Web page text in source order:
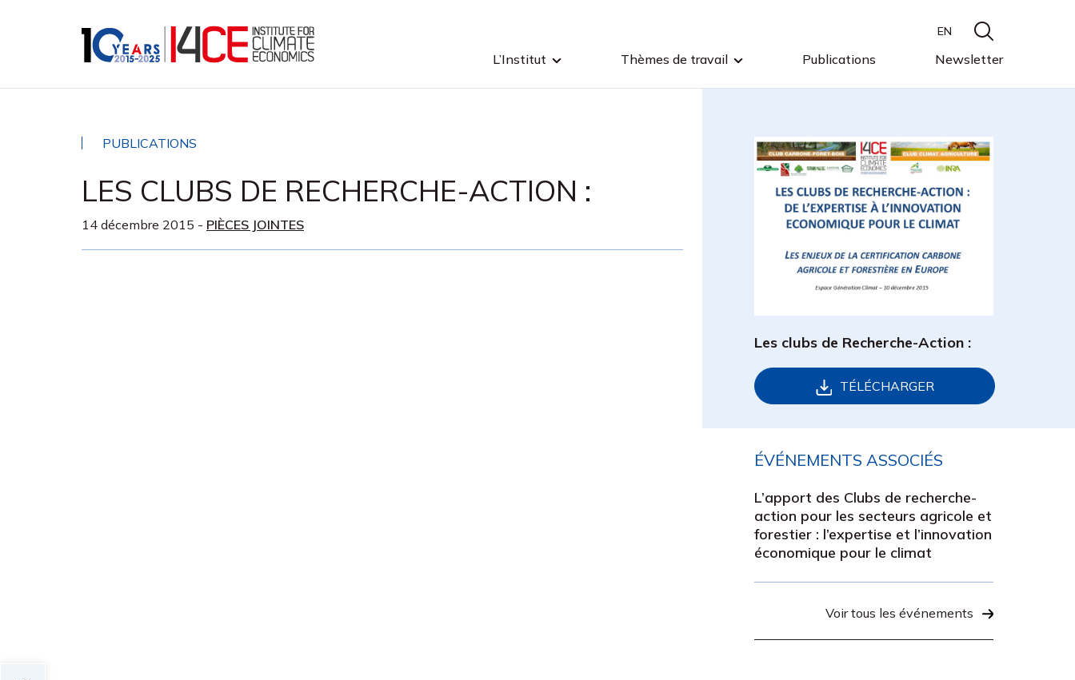
L’Institut Thèmes de travail Publications Newsletter
EN
PUBLICATIONS
LES CLUBS DE RECHERCHE-ACTION :
14 décembre 2015 - PIÈCES JOINTES
Les clubs de Recherche-Action :
TÉLÉCHARGER
ÉVÉNEMENTS ASSOCIÉS
L’apport des Clubs de recherche-
action pour les secteurs agricole et
forestier : l’expertise et l’innovation
économique pour le climat
Voir tous les événements